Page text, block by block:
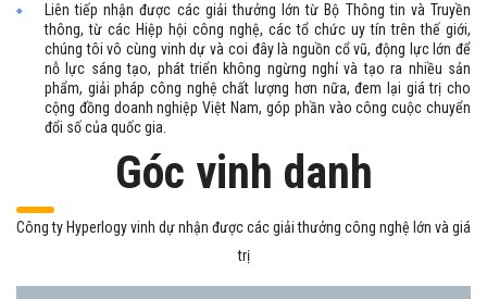
Liên tiếp nhận được các giải thưởng lớn từ Bộ Thông tin và Truyền
thông, từ các Hiệp hội công nghệ, các tổ chức uy tín trên thế giới,
chúng tôi vô cùng vinh dự và coi đây là nguồn cổ vũ, động lực lớn để
nỗ lực sáng tạo, phát triển không ngừng nghỉ và tạo ra nhiều sản
phẩm, giải pháp công nghệ chất lượng hơn nữa, đem lại giá trị cho
cộng đồng doanh nghiệp Việt Nam, góp phần vào công cuộc chuyển
đổi số của quốc gia.
Góc vinh danh
Công ty Hyperlogy vinh dự nhận được các giải thưởng công nghệ lớn và giá
trị